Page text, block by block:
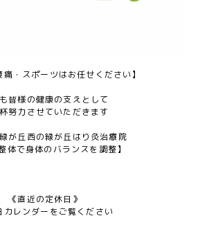
痛・スポーツはお任せください】
皆様の健康の支えとして
努力させていただきます
が丘西の緑が丘はり灸治療院
体で身体のバランスを調整】
《直近の定休日》
カレンダーをご覧ください